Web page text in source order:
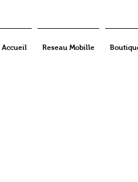
Accueil Reseau Mobille